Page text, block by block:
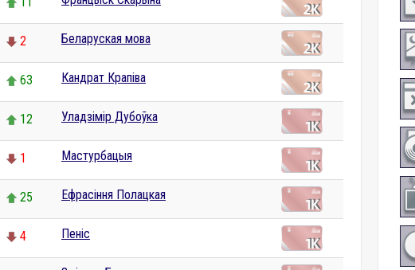
2 Беларуская мова
63 Кандрат Крапіва
12 Уладзімір Дубоўка
1 Мастурбацыя
25 Ефрасіння Полацкая
4 Пеніс